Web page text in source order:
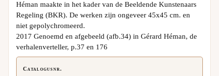
Héman maakte in het kader van de Beeldende Kunstenaars
Regeling (BKR). De werken zijn ongeveer 45x45 cm. en
niet gepolychromeerd.
2017 Genoemd en afgebeeld (afb.34) in Gérard Héman, de
verhalenverteller, p.37 en 176
Catalogusnr.